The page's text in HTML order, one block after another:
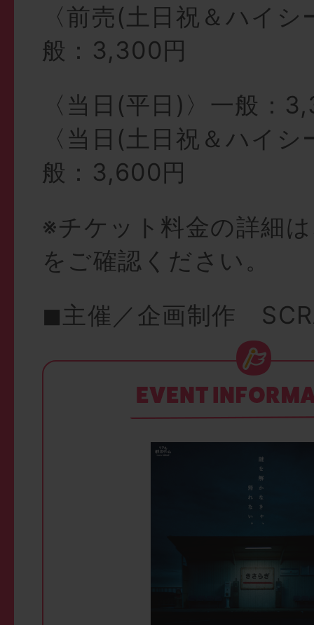
〈前売(土日祝＆ハイ
般：3,300円
〈当日(平日)〉一般：
〈当日(土日祝＆ハイ
般：3,600円
※チケット料金の詳細
をご確認ください。
◼︎主催／企画制作